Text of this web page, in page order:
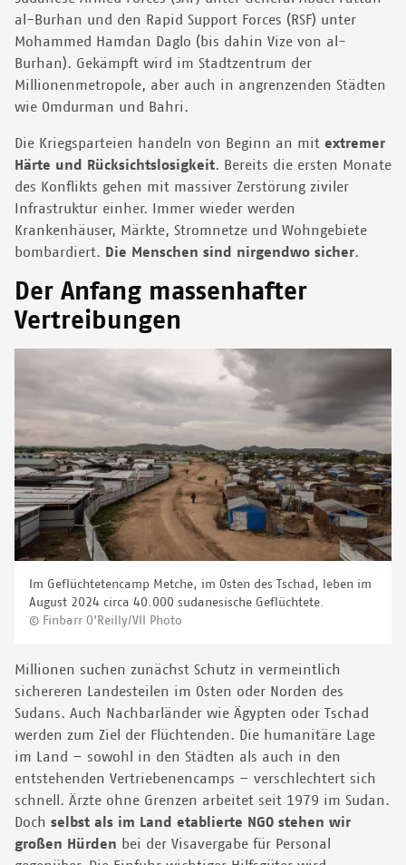
al-Burhan und den Rapid Support Forces (RSF) unter
Mohammed Hamdan Daglo (bis dahin Vize von al-
Burhan). Gekämpft wird im Stadtzentrum der
Millionenmetropole, aber auch in angrenzenden Städten
wie Omdurman und Bahri.
Die Kriegsparteien handeln von Beginn an mit extremer
Härte und Rücksichtslosigkeit. Bereits die ersten Monate
des Konflikts gehen mit massiver Zerstörung ziviler
Infrastruktur einher. Immer wieder werden
Krankenhäuser, Märkte, Stromnetze und Wohngebiete
bombardiert. Die Menschen sind nirgendwo sicher.
Der Anfang massenhafter
Vertreibungen
Im Geflüchtetencamp Metche, im Osten des Tschad, leben im
August 2024 circa 40.000 sudanesische Geflüchtete.
© Finbarr O’Reilly/VII Photo
Millionen suchen zunächst Schutz in vermeintlich
sichereren Landesteilen im Osten oder Norden des
Sudans. Auch Nachbarländer wie Ägypten oder Tschad
werden zum Ziel der Flüchtenden. Die humanitäre Lage
im Land – sowohl in den Städten als auch in den
entstehenden Vertriebenencamps – verschlechtert sich
schnell. Ärzte ohne Grenzen arbeitet seit 1979 im Sudan.
Doch selbst als im Land etablierte NGO stehen wir
großen Hürden bei der Visavergabe für Personal